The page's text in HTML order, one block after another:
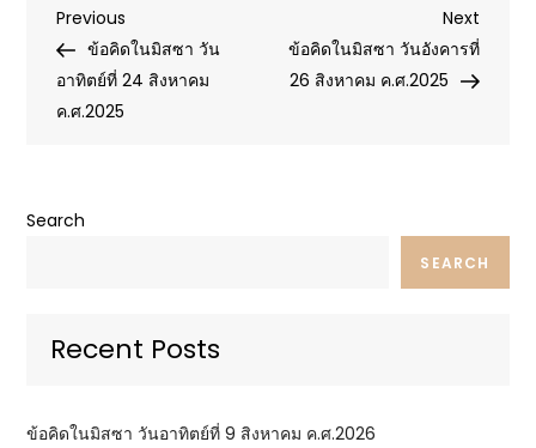
Post
navigation
Previous
Post
Previous
ข้อคิดในมิสซา วัน
อาทิตย์ที่ 24 สิงหาคม
ค.ศ.2025
Next
Post
Next
ข้อคิดในมิสซา วันอังคารที่
26 สิงหาคม ค.ศ.2025
Search
SEARCH
Recent Posts
ข้อคิดในมิสซา วันอาทิตย์ที่ 9 สิงหาคม ค.ศ.2026